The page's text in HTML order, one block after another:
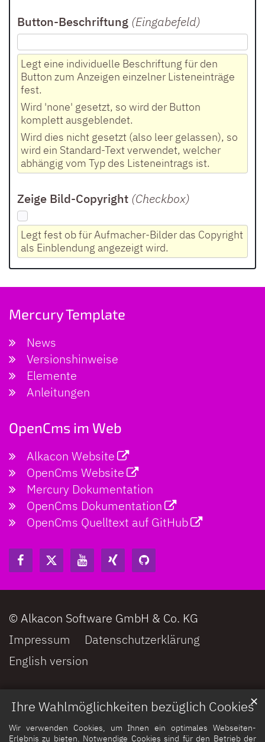
Ihre Wahlmöglichkeiten bezüglich Cookies
Wir verwenden Cookies, um Ihnen ein optimales Webseiten-
Erlebnis zu bieten. Notwendige Cookies sind für den Betrieb der
✕
Button-Beschriftung (Eingabefeld)
Legt eine individuelle Beschriftung für den
Button zum Anzeigen einzelner Listeneinträge
fest.
Wird 'none' gesetzt, so wird der Button
komplett ausgeblendet.
Wird dies nicht gesetzt (also leer gelassen), so
wird ein Standard-Text verwendet, welcher
abhängig vom Typ des Listeneintrags ist.
Zeige Bild-Copyright (Checkbox)
Legt fest ob für Aufmacher-Bilder das Copyright
als Einblendung angezeigt wird.
Mercury Template
News
Versionshinweise
Elemente
Anleitungen
OpenCms im Web
Alkacon Website
OpenCms Website
Mercury Dokumentation
OpenCms Dokumentation
OpenCms Quelltext auf GitHub
© Alkacon Software GmbH & Co. KG
Impressum
Datenschutzerklärung
English version